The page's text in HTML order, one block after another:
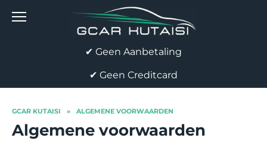
✔ Geen Aanbetaling
✔ Geen Creditcard
GCAR KUTAISI » ALGEMENE VOORWAARDEN
Algemene voorwaarden